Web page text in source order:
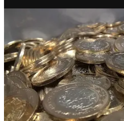
SAT
recaudación
enero